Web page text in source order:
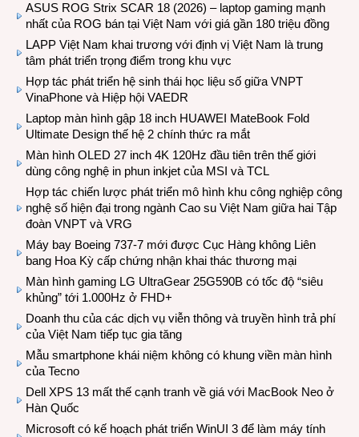
ASUS ROG Strix SCAR 18 (2026) – laptop gaming mạnh
nhất của ROG bán tại Việt Nam với giá gần 180 triệu đồng
LAPP Việt Nam khai trương với định vị Việt Nam là trung
tâm phát triển trọng điểm trong khu vực
Hợp tác phát triển hệ sinh thái học liệu số giữa VNPT
VinaPhone và Hiệp hội VAEDR
Laptop màn hình gập 18 inch HUAWEI MateBook Fold
Ultimate Design thế hệ 2 chính thức ra mắt
Màn hình OLED 27 inch 4K 120Hz đầu tiên trên thế giới
dùng công nghệ in phun inkjet của MSI và TCL
Hợp tác chiến lược phát triển mô hình khu công nghiệp công
nghệ số hiện đại trong ngành Cao su Việt Nam giữa hai Tập
đoàn VNPT và VRG
Máy bay Boeing 737-7 mới được Cục Hàng không Liên
bang Hoa Kỳ cấp chứng nhận khai thác thương mại
Màn hình gaming LG UltraGear 25G590B có tốc độ “siêu
khủng” tới 1.000Hz ở FHD+
Doanh thu của các dịch vụ viễn thông và truyền hình trả phí
của Việt Nam tiếp tục gia tăng
Mẫu smartphone khái niệm không có khung viền màn hình
của Tecno
Dell XPS 13 mất thế cạnh tranh về giá với MacBook Neo ở
Hàn Quốc
Microsoft có kế hoạch phát triển WinUI 3 để làm máy tính